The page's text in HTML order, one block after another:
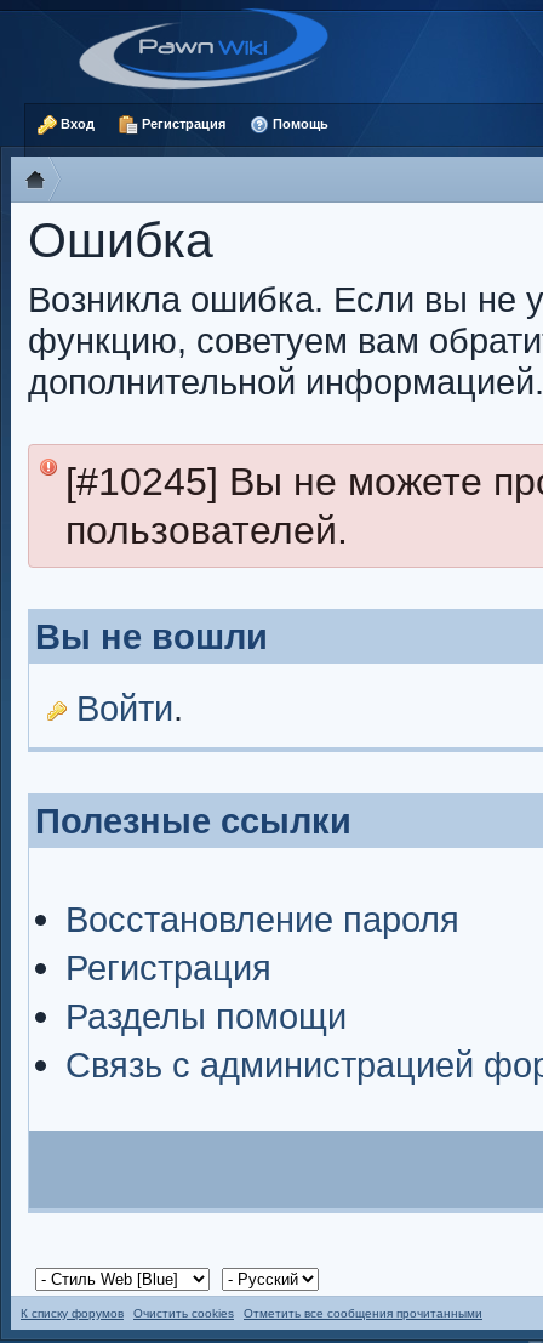
Вход Регистрация Помощь
Ошибка
Возникла ошибка. Если вы не
функцию, советуем вам
дополнительной информацией.
[#10245] Вы не можете
пользователей.
Вы не вошли
Войти.
Полезные ссылки
Восстановление пароля
Регистрация
Разделы помощи
Связь с администрацией
К списку форумов Очистить cookies Отметить все сообщения прочитанными